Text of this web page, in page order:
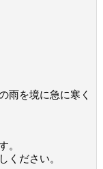
雨を境に急に寒く
。
ください。